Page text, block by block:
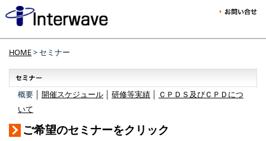
HOME> セミナー
概要 │ 開催スケジュール 研修等実績
ＣＰＤＳ及びＣＰＤにつ
いて
ご希望のセミナーをクリック